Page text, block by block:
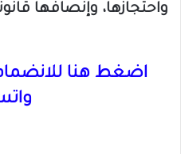
واحتجازها، وإنصافها
اضغط هنا